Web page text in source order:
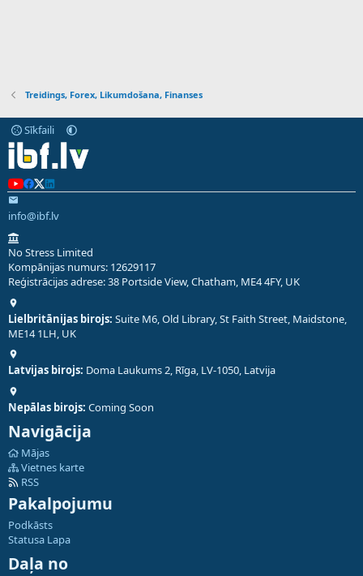
Treidings, Forex, Likumdošana, Finanses
Sīkfaili
info@ibf.lv
No Stress Limited
Kompānijas numurs: 12629117
Reģistrācijas adrese: 38 Portside View, Chatham, ME4 4FY, UK
Lielbritānijas birojs: Suite M6, Old Library, St Faith Street, Maidstone,
ME14 1LH, UK
Latvijas birojs: Doma Laukums 2, Rīga, LV-1050, Latvija
Nepālas birojs: Coming Soon
Navigācija
Mājas
Vietnes karte
RSS
Pakalpojumu
Podkāsts
Statusa Lapa
Daļa no